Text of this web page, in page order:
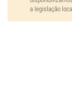
a legislação